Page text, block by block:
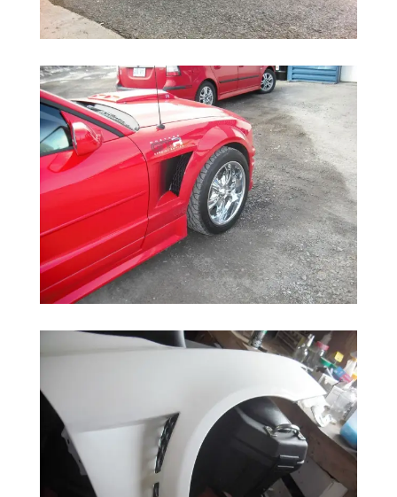
Réparation carrosserie 2
Réparation Carrosserie 3